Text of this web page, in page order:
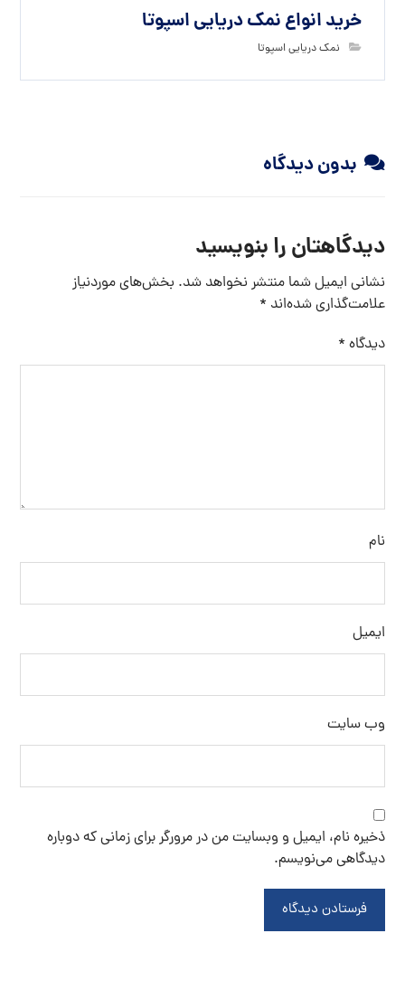
خرید انواع نمک دریایی اسپوتا
نمک دریایی اسپوتا
بدون دیدگاه
دیدگاهتان را بنویسید
نشانی ایمیل شما منتشر نخواهد شد. بخش‌های موردنیاز
علامت‌گذاری شده‌اند *
دیدگاه *
نام
ایمیل
وب‌ سایت
ذخیره نام، ایمیل و وبسایت من در مرورگر برای زمانی که دوباره
دیدگاهی می‌نویسم.
فرستادن دیدگاه